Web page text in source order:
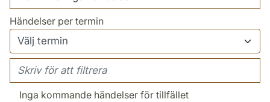
Händelser per termin
Inga kommande händelser för tillfället